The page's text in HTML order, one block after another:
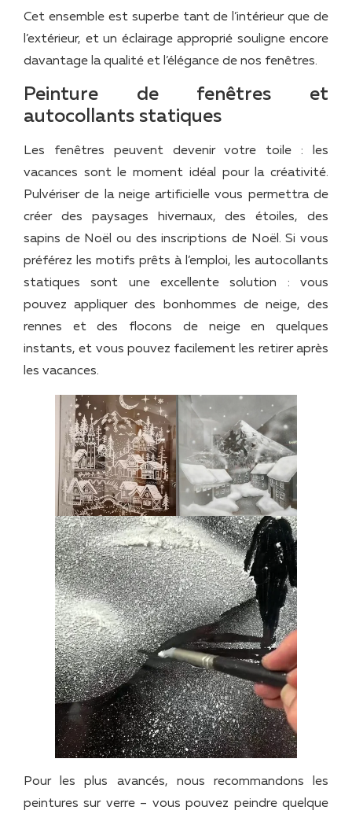
Cet ensemble est superbe tant de l’intérieur que de
l’extérieur, et un éclairage approprié souligne encore
davantage la qualité et l’élégance de nos fenêtres.
Peinture de fenêtres et
autocollants statiques
Les fenêtres peuvent devenir votre toile : les
vacances sont le moment idéal pour la créativité.
Pulvériser de la neige artificielle vous permettra de
créer des paysages hivernaux, des étoiles, des
sapins de Noël ou des inscriptions de Noël. Si vous
préférez les motifs prêts à l’emploi, les autocollants
statiques sont une excellente solution : vous
pouvez appliquer des bonhommes de neige, des
rennes et des flocons de neige en quelques
instants, et vous pouvez facilement les retirer après
les vacances.
Pour les plus avancés, nous recommandons les
peintures sur verre – vous pouvez peindre quelque